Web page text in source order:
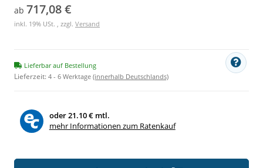
ab 717,08 €
inkl. 19% USt. , zzgl. Versand
Lieferbar auf Bestellung
Lieferzeit: 4 - 6 Werktage (innerhalb Deutschlands)
oder21.10 € mtl.
mehr Informationen zum Ratenkauf